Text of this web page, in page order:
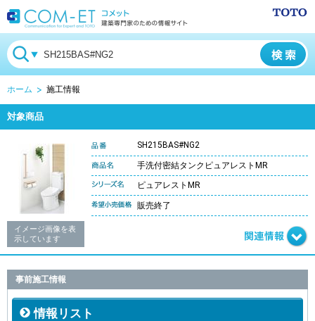
ホーム 施工情報
対象商品
イメージ画像を表
示しています
SH215BAS#NG2
手洗付密結タンクピュアレストMR
ピュアレストMR
販売終了
事前施工情報
情報リスト